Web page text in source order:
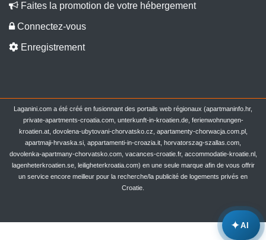
✦AI
Faites la promotion de votre hébergement
Connectez-vous
Enregistrement
Laganini.com a été créé en fusionnant des portails web régionaux (apartmaninfo.hr,
private-apartments-croatia.com, unterkunft-in-kroatien.de, ferienwohnungen-
kroatien.at, dovolena-ubytovani-chorvatsko.cz, apartamenty-chorwacja.com.pl,
apartmaji-hrvaska.si, appartamenti-in-croazia.it, horvatorszag-szallas.com,
dovolenka-apartmany-chorvatsko.com, vacances-croatie.fr, accommodatie-kroatie.nl,
lagenheterkroatien.se, leiligheterkroatia.com) en une seule marque afin de vous offrir
un service encore meilleur pour la recherche/la publicité de logements privés en
Croatie.